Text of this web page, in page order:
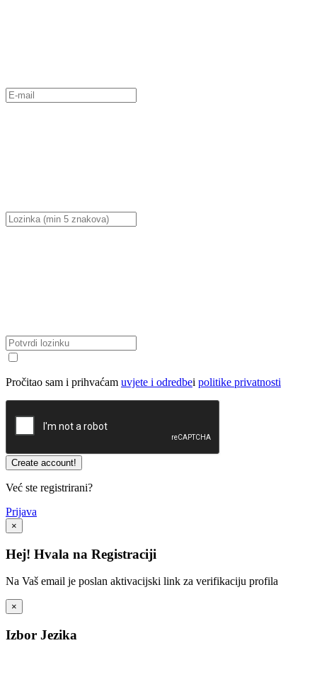
Pročitao sam i prihvaćam uvjete i odredbei politike privatnosti
Već ste registrirani?
Prijava
×
Hej! Hvala na Registraciji
Na Vaš email je poslan aktivacijski link za verifikaciju profila
×
Izbor Jezika